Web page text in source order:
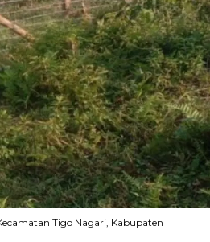
Tigo Nagari, Kabupaten